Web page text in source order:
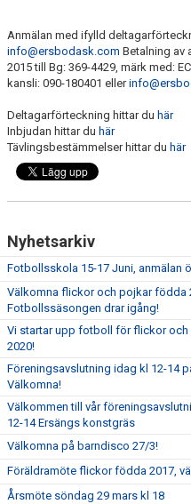
Anmälan med ifylld
info@ersbodask.com Betalning av
2015 till Bg: 369-4429, märk med:
kansli: 090-180401 eller
Deltagarförteckning hittar du här
Inbjudan hittar du här
Tävlingsbestämmelser hittar du här
Nyhetsarkiv
Fotbollsskola 15-17 Juni, anmälan
Välkomna flickor och pojkar födda
Fotbollssäsongen drar igång!
Vi startar upp fotboll för flickor
2020!
Föreningsavslutning idag kl 12-14
Välkomna!
Välkommen till vår
12-14 Ersängs konstgräs
Välkomna på barndisco 27/3!
Föräldramöte flickor födda 2017,
Årsmöte söndag 29 mars kl 18